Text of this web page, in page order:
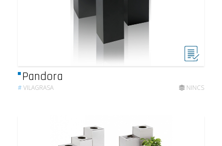
Pandora
#VILAGRASA NINCS